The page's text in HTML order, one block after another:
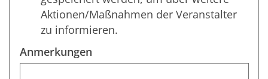
Aktionen/Maßnahmen der Veranstalter
zu informieren.
Anmerkungen